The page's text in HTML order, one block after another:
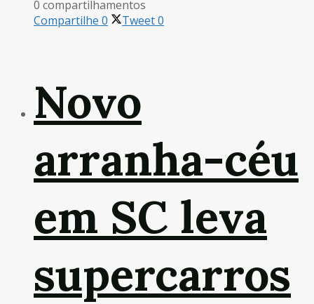
0 compartilhamentos
Compartilhe 0 Tweet0
Novo
arranha-céu
em SC leva
supercarros